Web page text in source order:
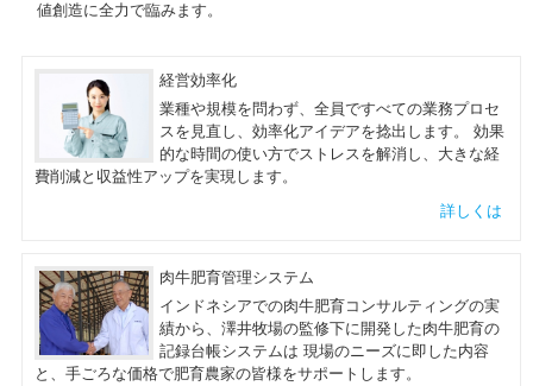
値創造に全力で臨みます。
経営効率化
業種や規模を問わず、全員ですべての業務プロセ
スを見直し、効率化アイデアを捻出します。 効果
的な時間の使い方でストレスを解消し、大きな経
費削減と収益性アップを実現します。
詳しくは
肉牛肥育管理システム
インドネシアでの肉牛肥育コンサルティングの実
績から、澤井牧場の監修下に開発した肉牛肥育の
記録台帳システムは 現場のニーズに即した内容
と、手ごろな価格で肥育農家の皆様をサポートします。